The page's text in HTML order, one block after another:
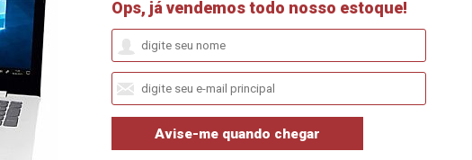
Ops, já vendemos todo nosso estoque!